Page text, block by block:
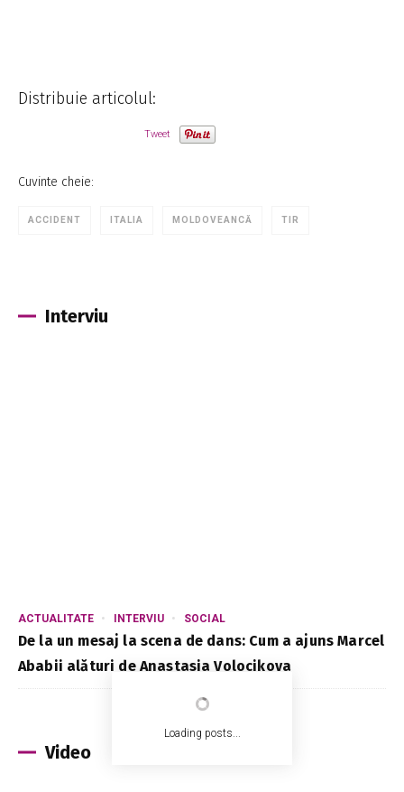
Loading posts...
Distribuie articolul:
Tweet
Cuvinte cheie:
ACCIDENT ITALIA MOLDOVEANCĂ TIR
Interviu
ACTUALITATE INTERVIU SOCIAL
De la un mesaj la scena de dans: Cum a ajuns Marcel
Ababii alături de Anastasia Volocikova
Video